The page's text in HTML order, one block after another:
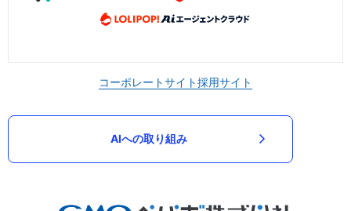
コーポレートサイト採用サイト
AIへの取り組み